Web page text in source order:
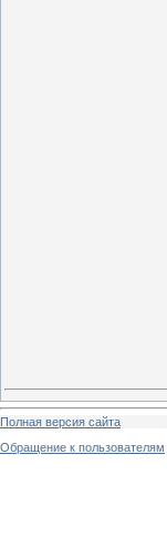
Полная версия сайта
Обращение к пользователям